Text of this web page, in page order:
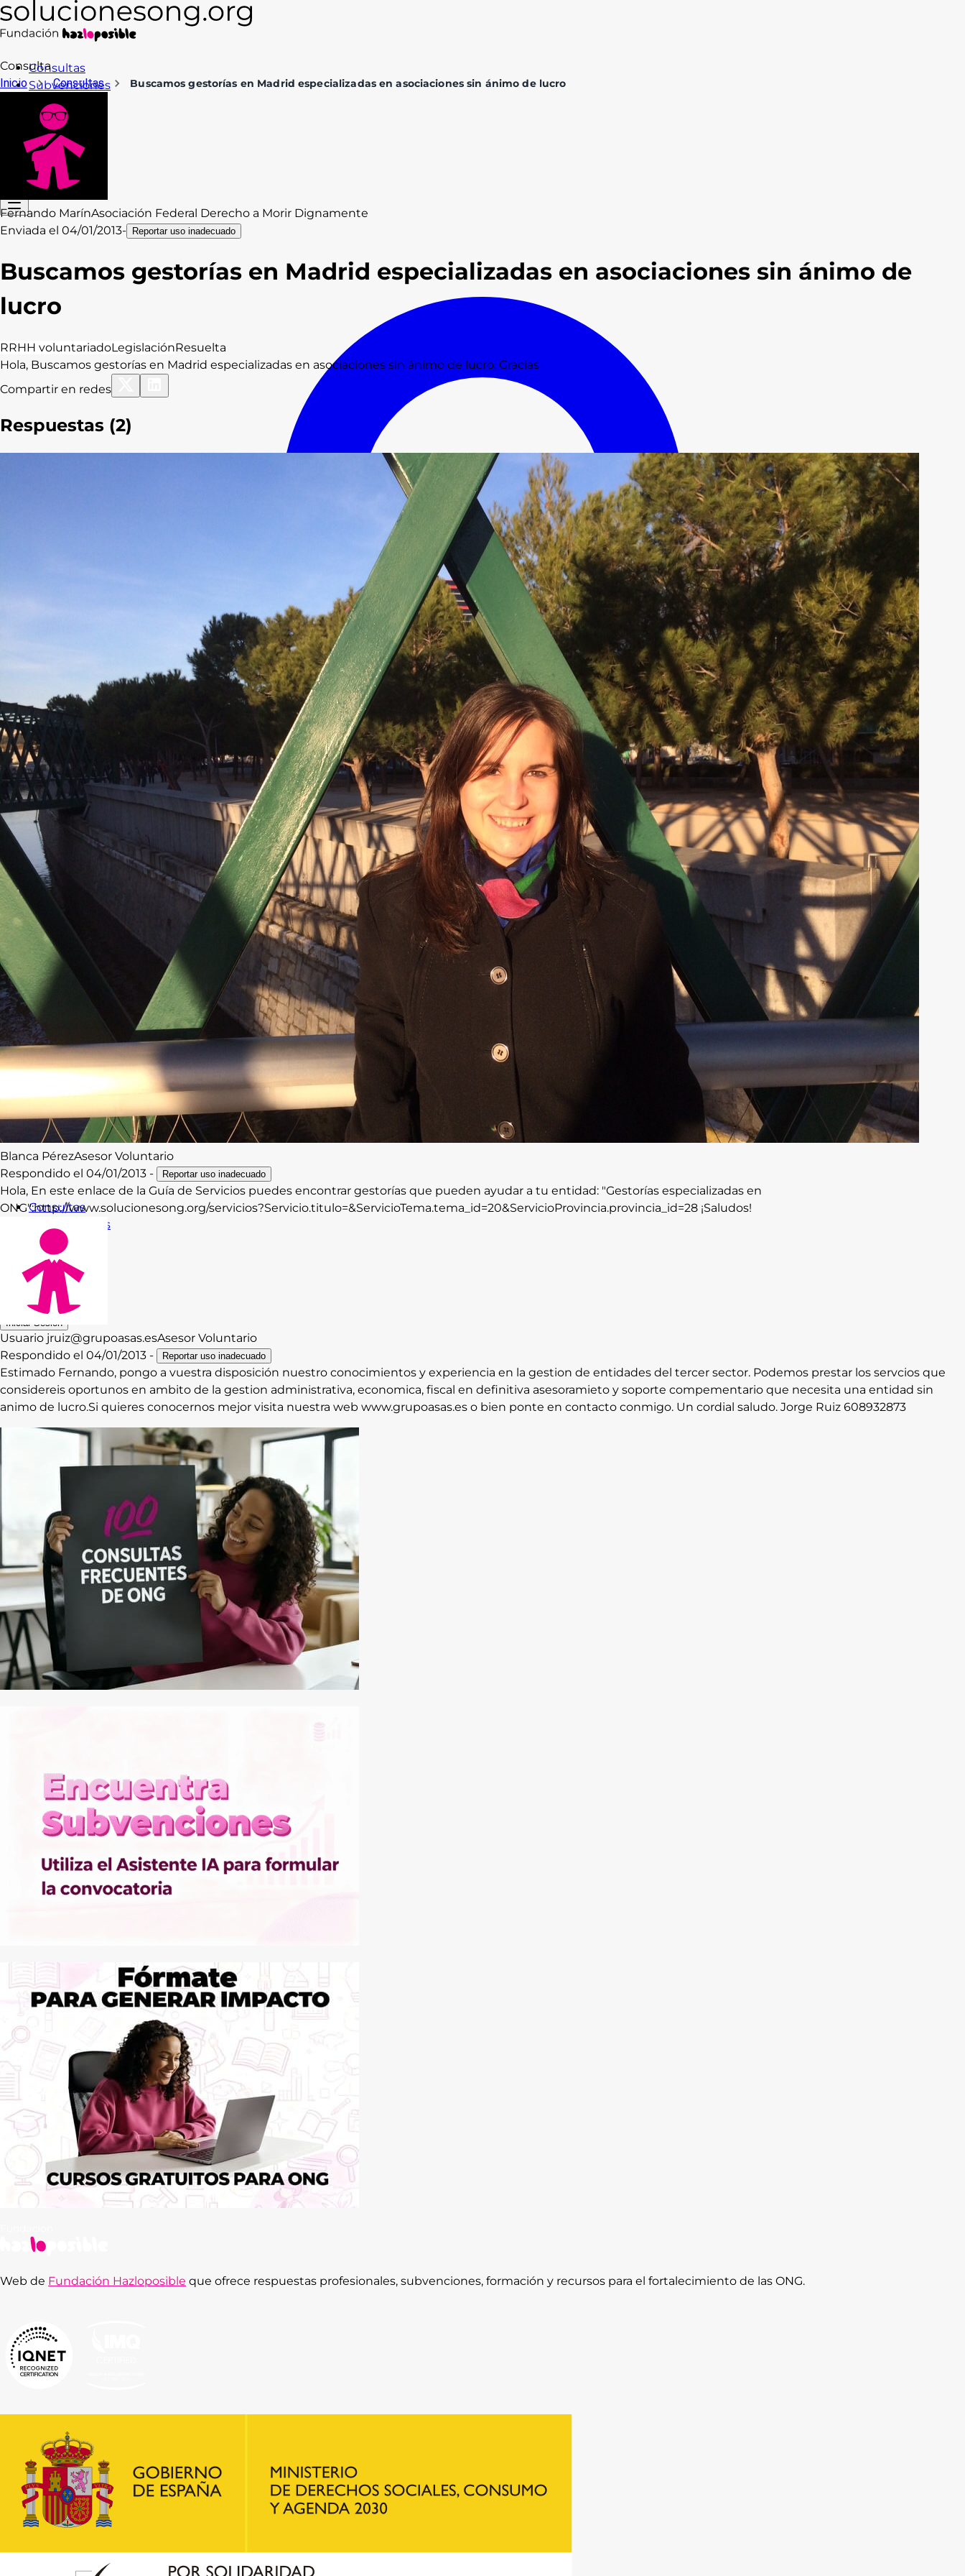
Consultas
Subvenciones
Formación
Recursos
Blog
Contacto
Acceso
Consultas
Subvenciones
Recursos
Formación
Blog
Contacto
Iniciar Sesión
Consulta
Inicio
Consultas Buscamos gestorías en Madrid especializadas en asociaciones sin ánimo de lucro
Fernando MarínAsociación Federal Derecho a Morir Dignamente
Enviada el 04/01/2013- Reportar uso inadecuado
Buscamos gestorías en Madrid especializadas en asociaciones sin ánimo de
lucro
RRHH voluntariadoLegislaciónResuelta
Hola, Buscamos gestorías en Madrid especializadas en asociaciones sin ánimo de lucro. Gracias
Compartir en redes
Respuestas (2)
Blanca PérezAsesor Voluntario
Respondido el 04/01/2013 - Reportar uso inadecuado
Hola, En este enlace de la Guía de Servicios puedes encontrar gestorías que pueden ayudar a tu entidad: "Gestorías especializadas en
ONG":http://www.solucionesong.org/servicios?Servicio.titulo=&ServicioTema.tema_id=20&ServicioProvincia.provincia_id=28 ¡Saludos!
Usuario jruiz@grupoasas.esAsesor Voluntario
Respondido el 04/01/2013 - Reportar uso inadecuado
Estimado Fernando, pongo a vuestra disposición nuestro conocimientos y experiencia en la gestion de entidades del tercer sector. Podemos prestar los servcios que
considereis oportunos en ambito de la gestion administrativa, economica, fiscal en definitiva asesoramieto y soporte compementario que necesita una entidad sin
animo de lucro.Si quieres conocernos mejor visita nuestra web www.grupoasas.es o bien ponte en contacto conmigo. Un cordial saludo. Jorge Ruiz 608932873
Web de Fundación Hazloposible que ofrece respuestas profesionales, subvenciones, formación y recursos para el fortalecimiento de las ONG.